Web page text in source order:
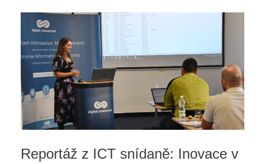
Reportáž z ICT snídaně: Inovace v